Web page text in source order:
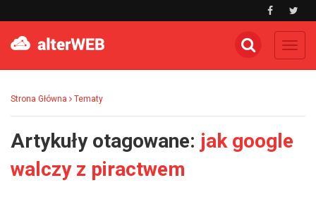
Strona Główna Tematy
Artykuły otagowane: jak google
walczy z piractwem